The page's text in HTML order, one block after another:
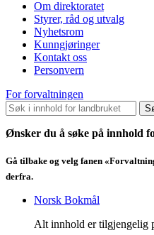
Om direktoratet
Styrer, råd og utvalg
Nyhetsrom
Kunngjøringer
Kontakt oss
Personvern
For forvaltningen
Ønsker du å søke på innhold
Gå tilbake og velg fanen
derfra.
Norsk Bokmål
Alt innhold er tilgjengelig